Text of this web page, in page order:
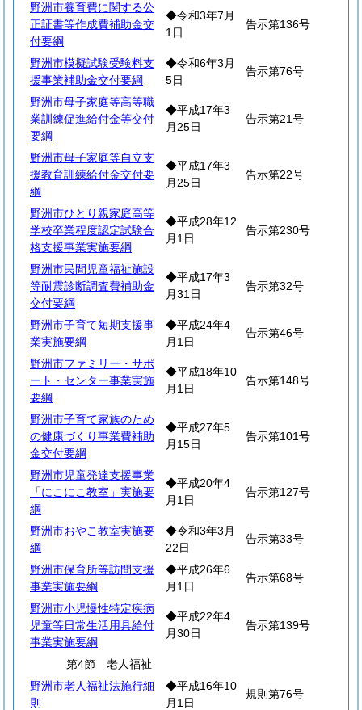
野洲市養育費に関する公
正証書等作成費補助金交
付要綱
◆令和3年7月
1日
告示第136号
野洲市模擬試験受験料支
援事業補助金交付要綱
◆令和6年3月
5日
告示第76号
野洲市母子家庭等高等職
業訓練促進給付金等交付
要綱
◆平成17年3
月25日
告示第21号
野洲市母子家庭等自立支
援教育訓練給付金交付要
綱
◆平成17年3
月25日
告示第22号
野洲市ひとり親家庭高等
学校卒業程度認定試験合
格支援事業実施要綱
◆平成28年12
月1日
告示第230号
野洲市民間児童福祉施設
等耐震診断調査費補助金
交付要綱
◆平成17年3
月31日
告示第32号
野洲市子育て短期支援事
業実施要綱
◆平成24年4
月1日
告示第46号
野洲市ファミリー・サポ
ート・センター事業実施
要綱
◆平成18年10
月1日
告示第148号
野洲市子育て家族のため
の健康づくり事業費補助
金交付要綱
◆平成27年5
月15日
告示第101号
野洲市児童発達支援事業
「にこにこ教室」実施要
綱
◆平成20年4
月1日
告示第127号
野洲市おやこ教室実施要
綱
◆令和3年3月
22日
告示第33号
野洲市保育所等訪問支援
事業実施要綱
◆平成26年6
月1日
告示第68号
野洲市小児慢性特定疾病
児童等日常生活用具給付
事業実施要綱
◆平成22年4
月30日
告示第139号
第4節 老人福祉
野洲市老人福祉法施行細
則
◆平成16年10
月1日
規則第76号